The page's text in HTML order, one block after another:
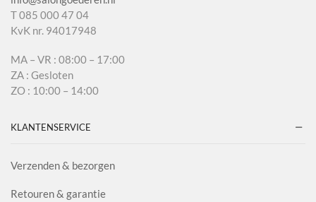
T 085 000 47 04
KvK nr. 94017948
MA – VR : 08:00 – 17:00
ZA : Gesloten
ZO : 10:00 – 14:00
KLANTENSERVICE
Verzenden & bezorgen
Retouren & garantie